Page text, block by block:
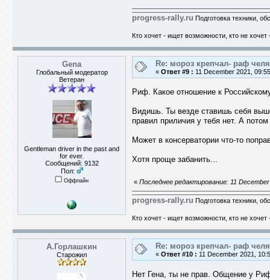
progress-rally.ru Подготовка техники,
Кто хочет - ищет возможности, кто не
Gena
Глобальный модератор
Ветеран
Gentleman driver in the past and
for ever.
Сообщений: 9132
Пол:
Оффлайн
Re: мороз крепчал- раф
« Ответ #9 : 11 December 2021,
Риф. Какое отношение к
Видишь. Ты везде ставишь себя
правил приличия у тебя нет. А
Может в консерватории что-то
Хотя проще забанить...
« Последнее редактирование: 11
progress-rally.ru Подготовка техники,
Кто хочет - ищет возможности, кто не
А.Горлашкин
Старожил
Re: мороз крепчал- раф
« Ответ #10 : 11 December 2021,
Нет Гена, ты не прав. Общение у